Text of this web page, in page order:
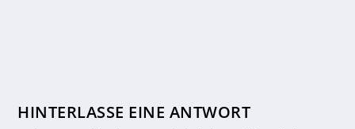
HINTERLASSE EINE ANTWORT